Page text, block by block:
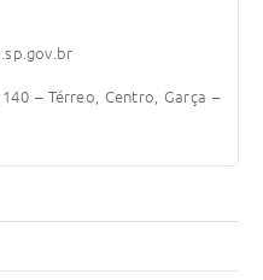
– Térreo, Centro, Garça –